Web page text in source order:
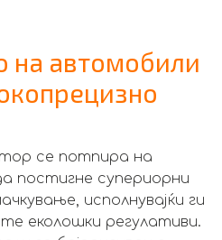
на автомобили
се потпира на
постигне супериорни
исполнувајќи ги
еколошки регулативи.